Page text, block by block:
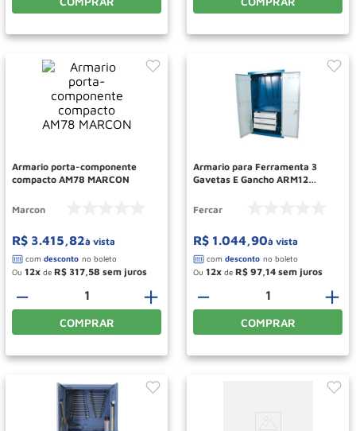
Armario porta-componente
compacto AM78 MARCON
Marcon
R$ 3.415,82à vista
Ou 12 de R$ 317 58
＋
－
COMPRAR
Armario para Ferramenta 3
Gavetas E Gancho ARM12
Fercar
R$ 1.044,90à vista
Ou 12 de R$ 97 14
＋
－
COMPRAR